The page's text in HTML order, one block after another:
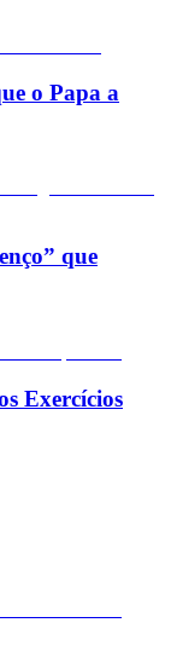
o Papa a
que
Exercícios